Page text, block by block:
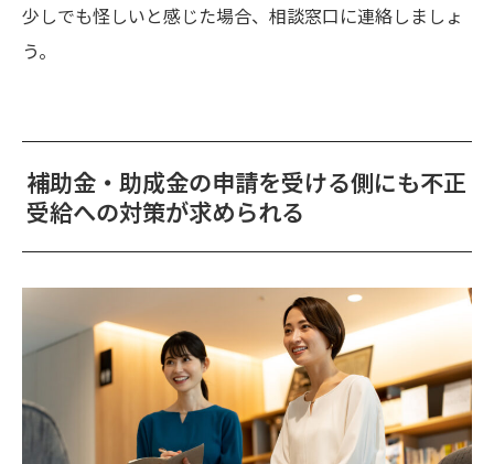
少しでも怪しいと感じた場合、相談窓口に連絡しましょ
う。
補助金・助成金の申請を受ける側にも不正
受給への対策が求められる